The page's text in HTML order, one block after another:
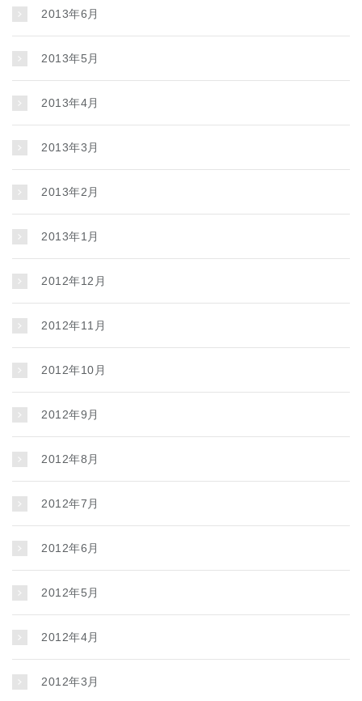
2013年6月
2013年5月
2013年4月
2013年3月
2013年2月
2013年1月
2012年12月
2012年11月
2012年10月
2012年9月
2012年8月
2012年7月
2012年6月
2012年5月
2012年4月
2012年3月